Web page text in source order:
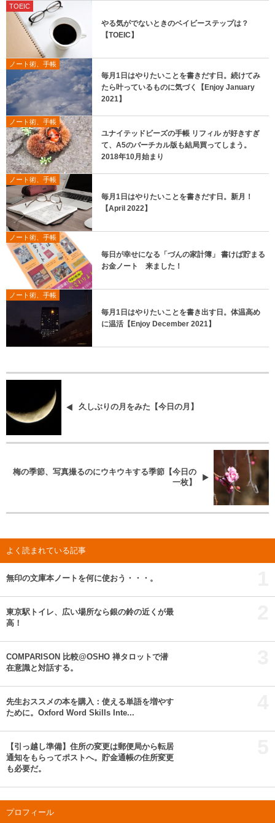
TOEIC
やる気がでないときのベイビーステップは？
【TOEIC】
ノート術、手帳
毎月1日はやりたいことを書きだす日。続けてみ
たら叶っているものに気づく【Enjoy January
2021】
ノート術、手帳
ユナイテッドビーズの手帳 リフィル が好きすぎ
て、A5のバーチカル版も結局買ってしまう。
2018年10月始まり
ノート術、手帳
毎月1日はやりたいことを書きだす日。新月！
【April 2022】
ノート術、手帳
毎日が幸せになる「づんの家計簿」 書けば貯まる
お金ノート 来ました！
ノート術、手帳
毎月1日はやりたいことを書き出す日。体温高め
に温活【Enjoy December 2021】
久しぶりの月をみた【今日の月】
梅の季節、写真撮るのにウキウキする季節【今日の
一枚】
よく読まれている記事
無印の文庫本ノートを何に使おう・・・。
東京駅トイレ、広い場所なら銀の鈴の近くが最
高！
COMPARISON 比較@OSHO 禅タロットで潜
在意識と対話する。
先生おススメの本を購入：使える単語を増やす
ために。Oxford Word Skills Inte...
【引っ越し準備】住所の変更は郵便局から転居
通知をもらってポストへ。貯金通帳の住所変更
も必要だ。
プロフィール